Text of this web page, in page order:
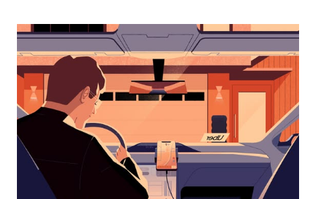
seçmek
aşağı
ok
tuşuna
basın.
Takvimi
kapatmak
için
escape
tuşuna
basın.